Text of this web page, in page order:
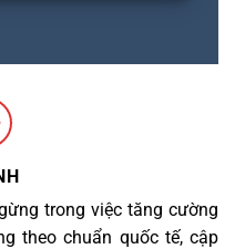
trong việc tăng cường
theo chuẩn quốc tế, cập